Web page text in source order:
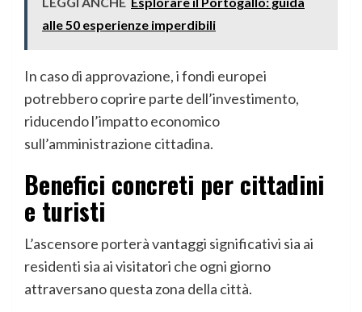
alle 50 esperienze imperdibili
In caso di approvazione, i fondi europei
potrebbero coprire parte dell’investimento,
riducendo l’impatto economico
sull’amministrazione cittadina.
Benefici concreti per cittadini
e turisti
L’ascensore porterà vantaggi significativi sia ai
residenti sia ai visitatori che ogni giorno
attraversano questa zona della città.